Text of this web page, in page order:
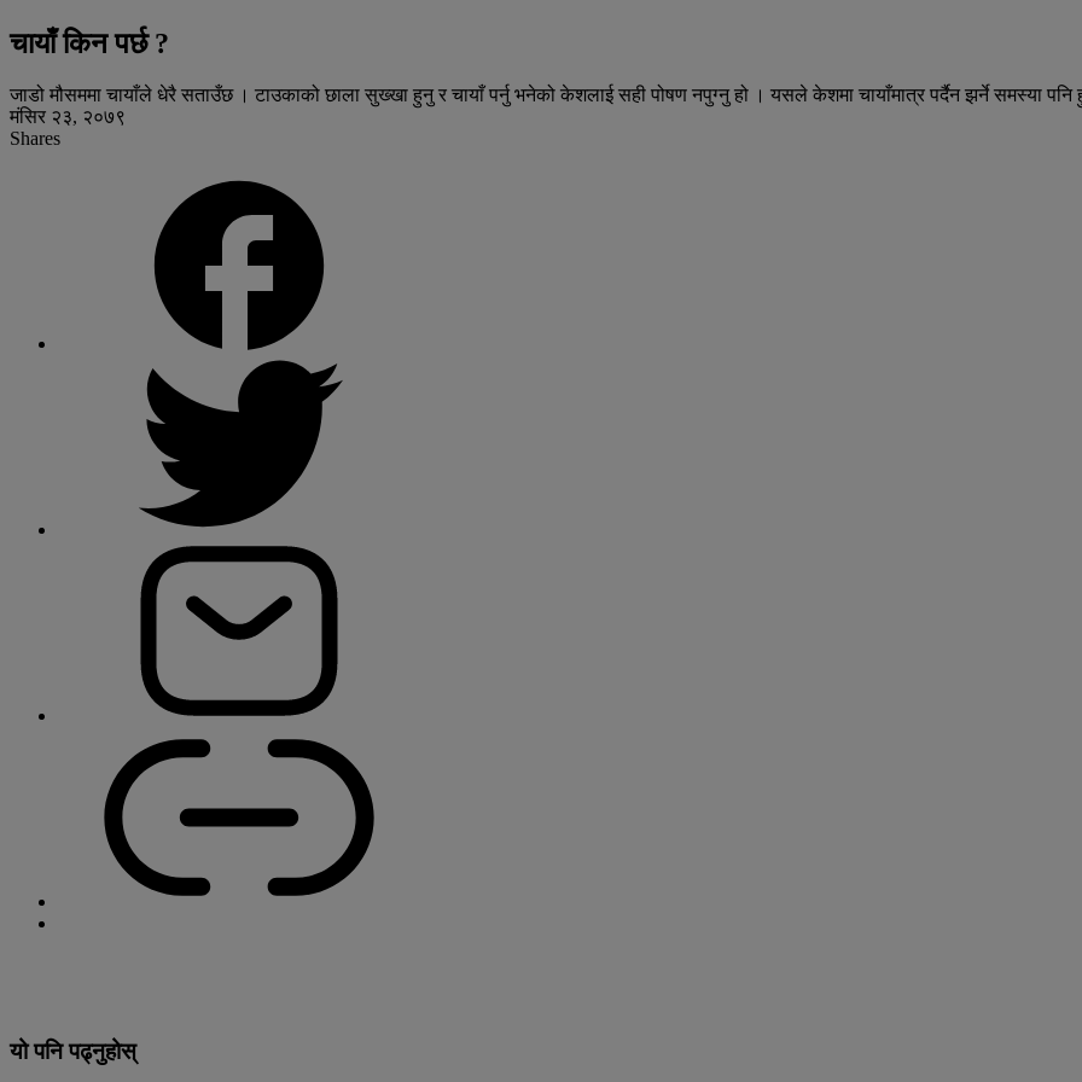
चायाँ किन पर्छ ?
जाडो मौसममा चायाँले धेरै सताउँछ । टाउकाको छाला सुख्खा हुनु र चायाँ पर्नु भनेको केशलाई सही पोषण नपुग्नु हो । यसले केशमा चायाँमात्र पर्दैन झर्ने समस्या पनि
मंसिर २३, २०७९
Shares
यो पनि पढ्नुहोस्